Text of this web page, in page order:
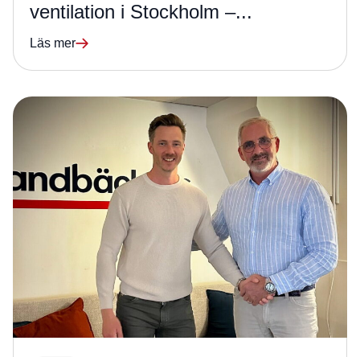
ventilation i Stockholm –...
Läs mer